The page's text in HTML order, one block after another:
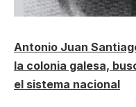
Antonio Juan
la colonia galesa,
el sistema nacional